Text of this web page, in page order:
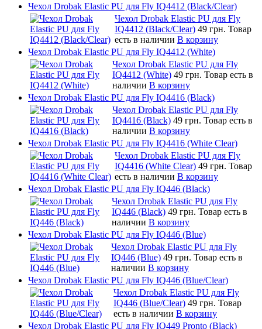
Чехол Drobak Elastic PU для Fly IQ4412 (Black/Clear)
Чехол Drobak Elastic PU для Fly
IQ4412 (Black/Clear) 49 грн. Товар
есть в наличии В корзину
Чехол Drobak Elastic PU для Fly IQ4412 (White)
Чехол Drobak Elastic PU для Fly
IQ4412 (White) 49 грн. Товар есть в
наличии В корзину
Чехол Drobak Elastic PU для Fly IQ4416 (Black)
Чехол Drobak Elastic PU для Fly
IQ4416 (Black) 49 грн. Товар есть в
наличии В корзину
Чехол Drobak Elastic PU для Fly IQ4416 (White Clear)
Чехол Drobak Elastic PU для Fly
IQ4416 (White Clear) 49 грн. Товар
есть в наличии В корзину
Чехол Drobak Elastic PU для Fly IQ446 (Black)
Чехол Drobak Elastic PU для Fly
IQ446 (Black) 49 грн. Товар есть в
наличии В корзину
Чехол Drobak Elastic PU для Fly IQ446 (Blue)
Чехол Drobak Elastic PU для Fly
IQ446 (Blue) 49 грн. Товар есть в
наличии В корзину
Чехол Drobak Elastic PU для Fly IQ446 (Blue/Сlear)
Чехол Drobak Elastic PU для Fly
IQ446 (Blue/Сlear) 49 грн. Товар
есть в наличии В корзину
Чехол Drobak Elastic PU для Fly IQ449 Pronto (Black)